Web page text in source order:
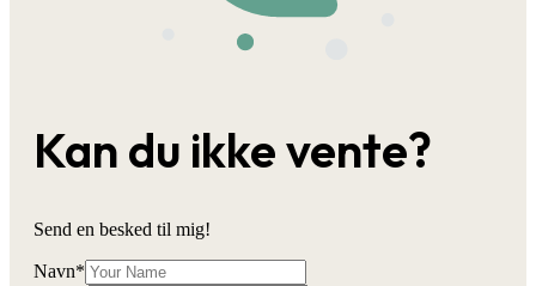
Kan du ikke vente?
Send en besked til mig!
Navn*